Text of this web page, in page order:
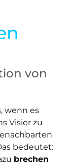
von
wenn es
Visier zu
bedeutet:
brechen